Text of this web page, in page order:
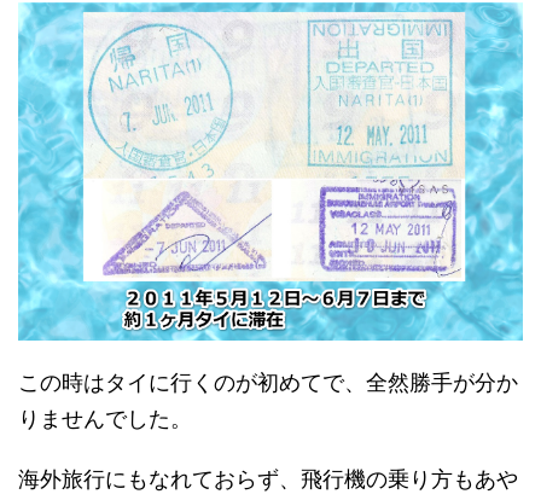
この時はタイに行くのが初めてで、全然勝手が分か
りませんでした。
海外旅行にもなれておらず、飛行機の乗り方もあや